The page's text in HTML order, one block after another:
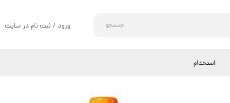
جستجو ورود / ثبت نام در سایت
استخدام